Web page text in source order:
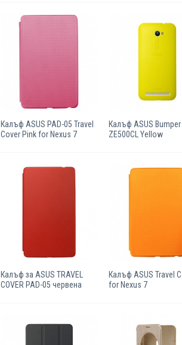
Калъф ASUS PAD-05 Travel
Cover Pink for Nexus 7
Калъф ASUS Bumper
ZE500CL Yellow
Калъф за ASUS TRAVEL
COVER PAD-05 червена
Калъф ASUS Travel
for Nexus 7